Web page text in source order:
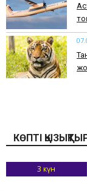
КӨПТІ
3 күн